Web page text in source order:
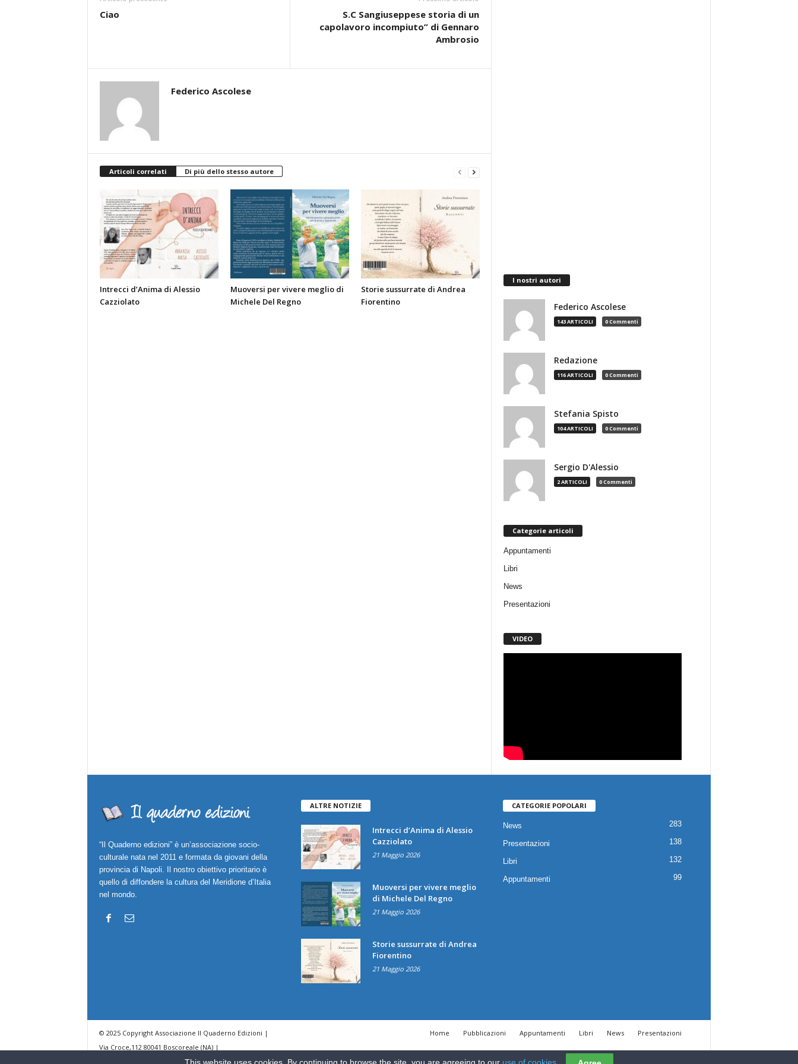
Ciao
S.C Sangiuseppese storia di un
capolavoro incompiuto” di Gennaro
Ambrosio
Federico Ascolese
Articoli correlati Di più dello stesso autore
Intrecci d’Anima di Alessio
Cazziolato
Muoversi per vivere meglio di
Michele Del Regno
Storie sussurrate di Andrea
Fiorentino
I nostri autori
Federico Ascolese
143 ARTICOLI 0 Commenti
Redazione
116 ARTICOLI 0 Commenti
Stefania Spisto
104 ARTICOLI 0 Commenti
Sergio D'Alessio
2 ARTICOLI 0 Commenti
Categorie articoli
Appuntamenti
Libri
News
Presentazioni
VIDEO
“Il Quaderno edizioni” è un’associazione socio-
culturale nata nel 2011 e formata da giovani della
provincia di Napoli. Il nostro obiettivo prioritario è
quello di diffondere la cultura del Meridione d’Italia
nel mondo.
ALTRE NOTIZIE
Intrecci d’Anima di Alessio
Cazziolato
21 Maggio 2026
Muoversi per vivere meglio
di Michele Del Regno
21 Maggio 2026
Storie sussurrate di Andrea
Fiorentino
21 Maggio 2026
CATEGORIE POPOLARI
News 283
Presentazioni 138
Libri 132
Appuntamenti 99
© 2025 Copyright Associazione Il Quaderno Edizioni |
Via Croce,112 80041 Boscoreale (NA) |
ilquadernoedizioni@libero.it
Home Pubblicazioni Appuntamenti Libri News Presentazioni
This website uses cookies. By continuing to browse the site, you are agreeing to our use of cookies